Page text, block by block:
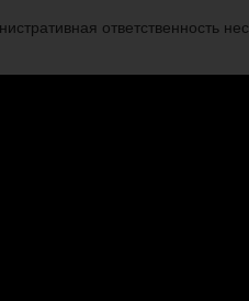
ответственность